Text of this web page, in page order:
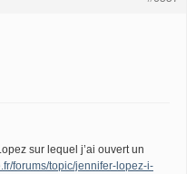
sur lequel j’ai ouvert un
forums/topic/jennifer-lopez-i-